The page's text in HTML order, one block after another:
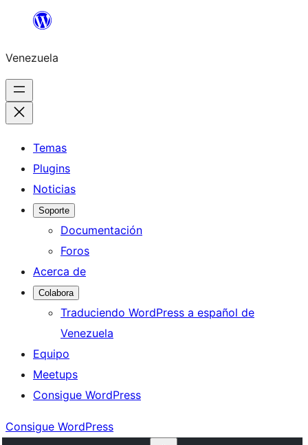
Saltar
contenido
Venezuela
Temas
Plugins
Noticias
Soporte
Documentación
Foros
Acerca de
Colabora
Traduciendo WordPress a español de
Venezuela
Equipo
Meetups
Consigue WordPress
Consigue WordPress